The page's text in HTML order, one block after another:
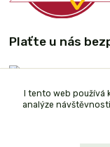
Plaťte u nás
I tento web používá
analýze